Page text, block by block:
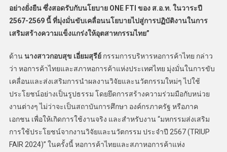
อย่างยั่งยืน ซึ่งสอดรับกับนโยบาย ONE FTI ของ ส.อ.ท. ในวาระปี
2567-2569นี้ ที่มุ่งมั่นขับเคลื่อนนโยบายไปสู่การปฏิบัติงานในการ
เสริมสร้างความแข็งแกร่งให้อุตสาหกรรมไทย”
ด้านนางสาวกอบสุข เอี่ยมสุรีย์กรรมการบริหารหอการค้าไทย กล่าว
ว่า หอการค้าไทยและสภาหอการค้าแห่งประเทศไทย มุ่งมั่นในการขับ
เคลื่อนและส่งเสริมการนำผลงานวิจัยและนวัตกรรมใหม่ๆ ไปใช้
ประโยชน์อย่างเป็นรูปธรรม โดยยึดการสร้างความร่วมมือกับหน่วย
งานต่างๆ ไม่ว่าจะเป็นสถาบันการศึกษา องค์กรภาครัฐ หรือภาค
เอกชน เพื่อให้เกิดการใช้งานจริง และสำหรับงาน “มหกรรมส่งเสริม
การใช้ประโยชน์จากงานวิจัยและนวัตกรรม ประจำปี 2567 (TRIUP
FAIR 2024)” ในครั้งนี้ หอการค้าไทยและสภาหอการค้าแห่ง